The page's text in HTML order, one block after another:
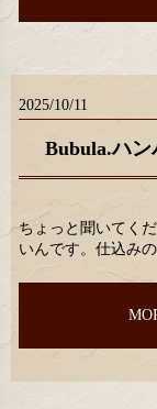
2025/10/11
Bubula.ハ
ちょっと聞いてく
いんです。仕込み